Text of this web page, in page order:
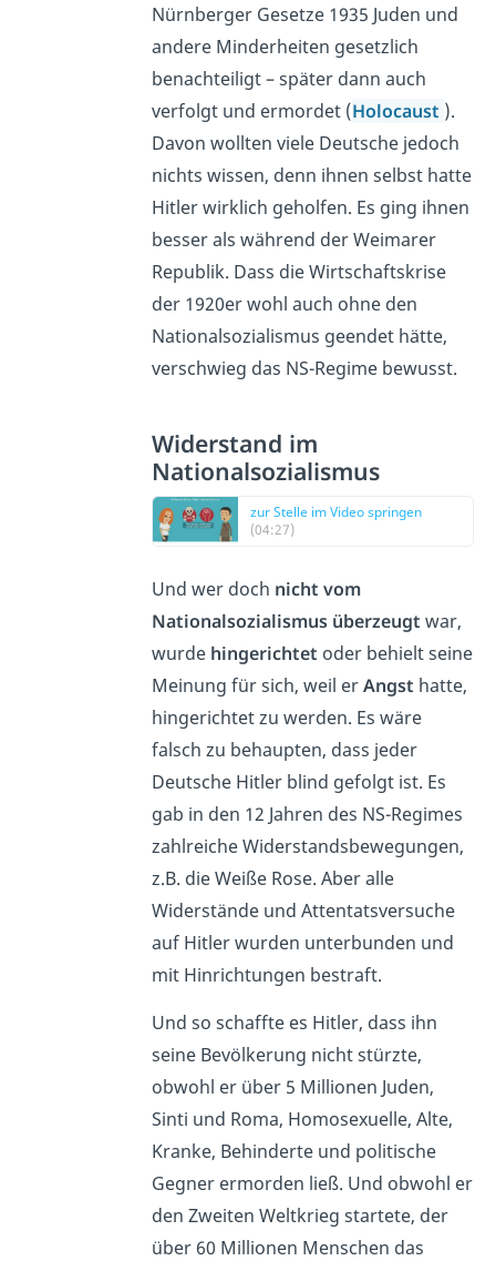
Nürnberger Gesetze 1935 Juden und
andere Minderheiten gesetzlich
benachteiligt – später dann auch
verfolgt und ermordet (Holocaust ).
Davon wollten viele Deutsche jedoch
nichts wissen, denn ihnen selbst hatte
Hitler wirklich geholfen. Es ging ihnen
besser als während der Weimarer
Republik. Dass die Wirtschaftskrise
der 1920er wohl auch ohne den
Nationalsozialismus geendet hätte,
verschwieg das NS-Regime bewusst.
Widerstand im
Nationalsozialismus
zur Stelle im Video springen
(04:27)
Und wer doch nicht vom
Nationalsozialismus überzeugt war,
wurde hingerichtet oder behielt seine
Meinung für sich, weil erAngst hatte,
hingerichtet zu werden. Es wäre
falsch zu behaupten, dass jeder
Deutsche Hitler blind gefolgt ist. Es
gab in den 12 Jahren des NS-Regimes
zahlreiche Widerstandsbewegungen,
z.B. die Weiße Rose. Aber alle
Widerstände und Attentatsversuche
auf Hitler wurden unterbunden und
mit Hinrichtungen bestraft.
Und so schaffte es Hitler, dass ihn
seine Bevölkerung nicht stürzte,
obwohl er über 5 Millionen Juden,
Sinti und Roma, Homosexuelle, Alte,
Kranke, Behinderte und politische
Gegner ermorden ließ. Und obwohl er
den Zweiten Weltkrieg startete, der
über 60 Millionen Menschen das